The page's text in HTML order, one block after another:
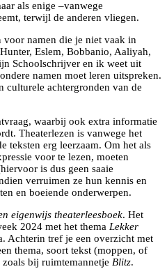
als enige –vanwege
terwijl de anderen vliegen.
voor namen die je niet vaak in
Eslem, Bobbanio, Aaliyah,
Schoolschrijver en ik weet uit
namen moet leren uitspreken.
culturele achtergronden van de
waarbij ook extra informatie
Theaterlezen is vanwege het
teksten erg leerzaam. Om het als
voor te lezen, moeten
is dus geen saaie
verruimen ze hun kennis en
en boeiende onderwerpen.
eigenwijs theaterleesboek. Het
2024 met het thema Lekker
Achterin tref je een overzicht met
thema, soort tekst (moppen, of
bij ruimtemannetje Blitz.